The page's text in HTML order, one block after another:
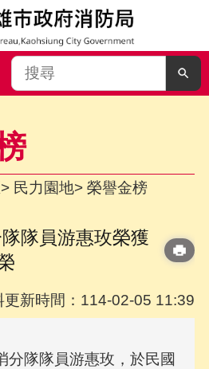
搜
尋
民力園地 榮譽金榜
隊員游惠玫榮獲
更新時間：114-02-05 11:39
隊隊員游惠玫，於民國